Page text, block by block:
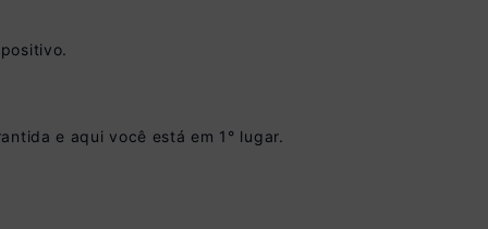
no Boleto
e aqui você está em 1° lugar.